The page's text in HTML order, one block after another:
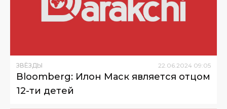
ЗВЁЗДЫ 22 06 2024 09:05
Bloomberg: Илон Маск является отцом
12-ти детей